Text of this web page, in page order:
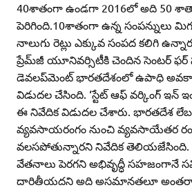
40శాతంగా ఉండగా 2016లో అది 50
పెరిగింది.10శాతంగా ఉన్న సంపన్నులు
నాలుగు రెట్లు ఎక్కువ సంపద కలిగి
ప్రేమ్‌జీ యూనివర్సిటీకి చెందిన సెంటర్‌ ఫర్‌
డెవలప్‌మెంట్‌ భారతదేశంలో ఉపాధి
విడుదల చేసింది. ‘స్టేట్‌ ఆఫ్‌ వర్కింగ్‌ ఇన్‌
ఈ నివేదిక విడుదల చేశారు. భారతదేశ
వ్యవసాయరంగం నుంచి వ్యవసాయేతర
వలసపోతున్నారని నివేదిక తెలియజేసింది.
వేతనాలు పెరగని అభివృద్ధీ సహజంగానే
దారితీయదని అది అసమానతలూ